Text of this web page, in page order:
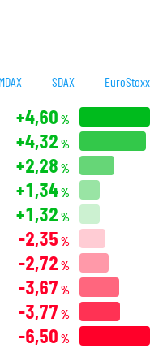
MDAX SDAX EuroStoxx
+4,60 %
+4,32 %
+2,28 %
+1,34%
+1,32 %
-2,35 %
-2,72 %
-3,67 %
-3,77 %
-6,50 %